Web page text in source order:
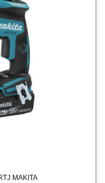
MAKITA